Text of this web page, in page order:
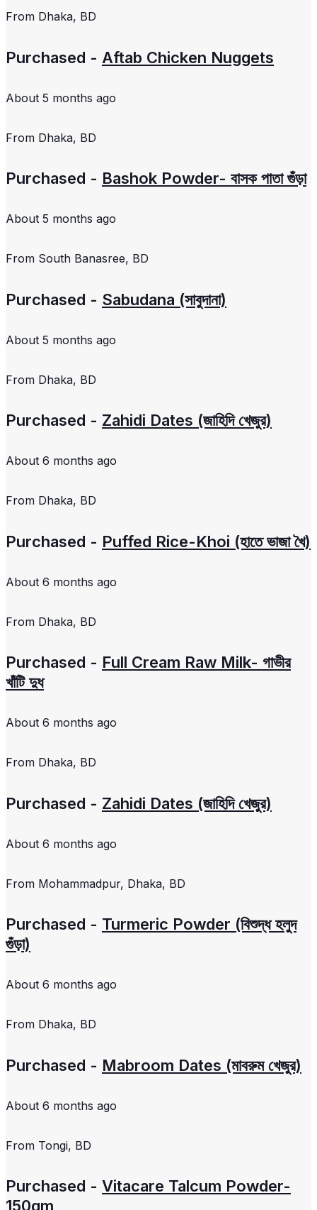
From Dhaka, BD
Purchased - Aftab Chicken Nuggets
About 5 months ago
From Dhaka, BD
Purchased - Bashok Powder- বাসক পাতা গুঁড়া
About 5 months ago
From South Banasree, BD
Purchased - Sabudana (সাবুদানা)
About 5 months ago
From Dhaka, BD
Purchased - Zahidi Dates (জাহিদি খেজুর)
About 6 months ago
From Dhaka, BD
Purchased - Puffed Rice-Khoi (হাতে ভাজা খৈ)
About 6 months ago
From Dhaka, BD
Purchased - Full Cream Raw Milk- গাভীর
খাঁটি দুধ
About 6 months ago
From Dhaka, BD
Purchased - Zahidi Dates (জাহিদি খেজুর)
About 6 months ago
From Mohammadpur, Dhaka, BD
Purchased - Turmeric Powder (বিশুদ্ধ হলুদ
গুঁড়া)
About 6 months ago
From Dhaka, BD
Purchased - Mabroom Dates (মাবরুম খেজুর)
About 6 months ago
From Tongi, BD
Purchased - Vitacare Talcum Powder-
150gm